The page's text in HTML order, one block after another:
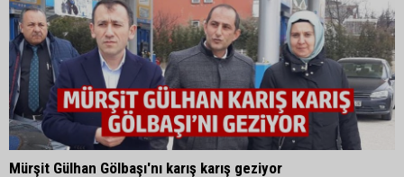
Mürşit Gülhan Gölbaşı'nı karış karış geziyor